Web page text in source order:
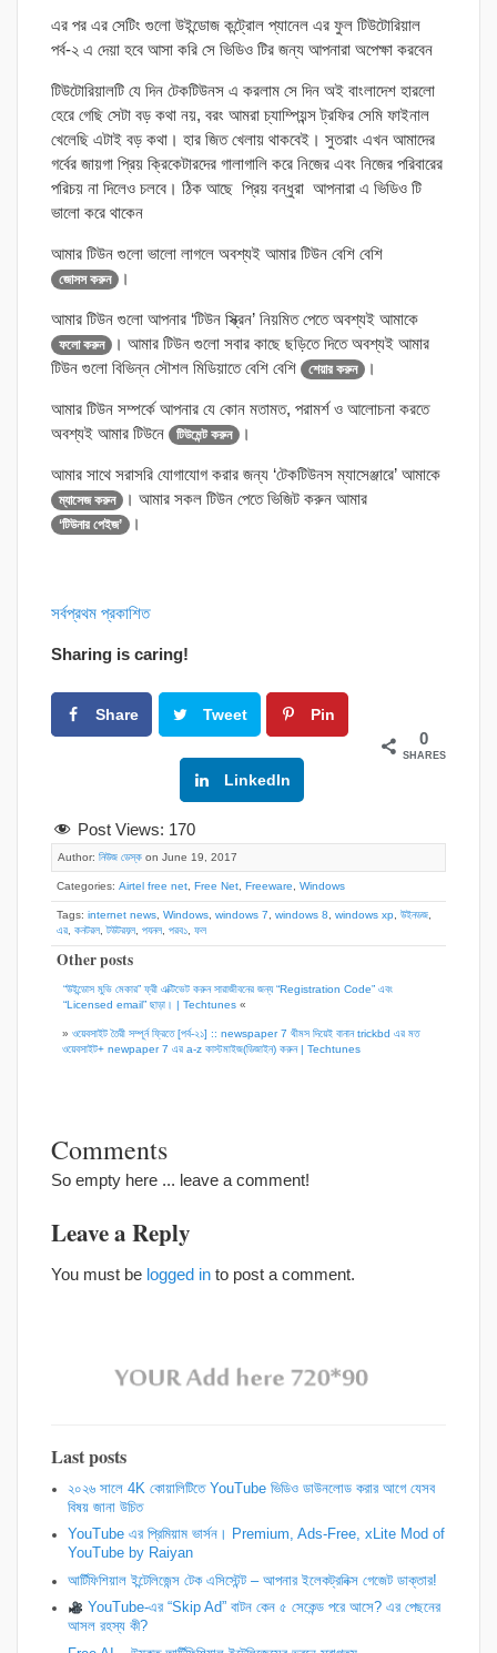
এর পর এর সেটিং গুলো উইন্ডোজ কন্ট্রোল প্যানেল এর ফুল টিউটোরিয়াল
পর্ব-২ এ দেয়া হবে আসা করি সে ভিডিও টির জন্য আপনারা অপেক্ষা করবেন
টিউটোরিয়ালটি যে দিন টেকটিউনস এ করলাম সে দিন অই বাংলাদেশ হারলো
হেরে গেছি সেটা বড় কথা নয়, বরং আমরা চ্যাম্পিয়ন্স ট্রফির সেমি ফাইনাল
খেলেছি এটাই বড় কথা। হার জিত খেলায় থাকবেই। সুতরাং এখন আমাদের
গর্বের জায়গা প্রিয় ক্রিকেটারদের গালাগালি করে নিজের এবং নিজের পরিবারের
পরিচয় না দিলেও চলবে। ঠিক আছে প্রিয় বন্ধুরা আপনারা এ ভিডিও টি
ভালো করে থাকেন
আমার টিউন গুলো ভালো লাগলে অবশ্যই আমার টিউন বেশি বেশি
জোসস করুন ।
আমার টিউন গুলো আপনার ‘টিউন স্ক্রিন’ নিয়মিত পেতে অবশ্যই আমাকে
ফলো করুন
। আমার টিউন গুলো সবার কাছে ছড়িতে দিতে অবশ্যই আমার
টিউন গুলো বিভিন্ন সৌশল মিডিয়াতে বেশি বেশি
শেয়ার করুন ।
আমার টিউন সম্পর্কে আপনার যে কোন মতামত, পরামর্শ ও আলোচনা করতে
অবশ্যই আমার টিউনে
টিউমেন্ট করুন ।
আমার সাথে সরাসরি যোগাযোগ করার জন্য ‘টেকটিউনস ম্যাসেঞ্জারে’ আমাকে
ম্যাসেজ করুন । আমার সকল টিউন পেতে ভিজিট করুন আমার
‘টিউনার পেইজ’ ।
সর্বপ্রথম প্রকাশিত
Sharing is caring!
Share Tweet Pin
LinkedIn
0
SHARES
Post Views: 170
Author: নিউজ ডেস্ক on June 19, 2017
Categories: Airtel free net, Free Net, Freeware, Windows
Tags: internet news, Windows, windows 7, windows 8, windows xp, উইনডজ,
এর, কনটরল,টউটরয়ল, পযনল, পরব১, ফল
Other posts
“উইন্ডোস মুভি মেকার” ফ্রী এক্টিভেট করুন সারাজীবনের জন্য “Registration Code” এবং
“Licensed email” ছাড়া। | Techtunes «
» ওয়েবসাইট তৈরী সম্পূর্ন ফ্রিতে [পর্ব-২১] :: newspaper 7 থীমস দিয়েই বানান trickbd এর মত
ওয়েবসাইট+ newpaper 7 এর a-z কাস্টমাইজ(ডিজাইন) করুন | Techtunes
Comments
So empty here ... leave a comment!
Leave a Reply
You must be logged in to post a comment.
Last posts
২০২৬ সালে 4K কোয়ালিটিতে YouTube ভিডিও ডাউনলোড করার আগে যেসব
বিষয় জানা উচিত
YouTube এর প্রিমিয়াম ভার্সন। Premium, Ads-Free, xLite Mod of
YouTube by Raiyan
আর্টিফিশিয়াল ইন্টেলিজেন্স টেক এসিস্টেন্ট – আপনার ইলেকট্রনিক্স গেজেট ডাক্তার!
YouTube-এর “Skip Ad” বাটন কেন ৫ সেকেন্ড পরে আসে? এর পেছনের
আসল রহস্য কী?